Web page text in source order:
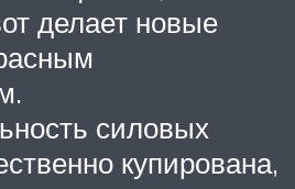
делает новые
силовых
купирована,